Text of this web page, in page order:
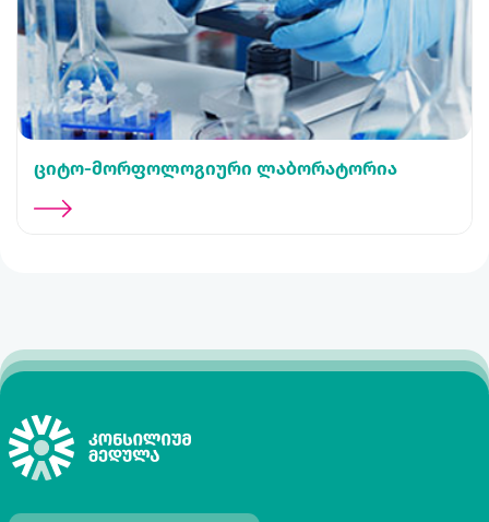
ციტო-მორფოლოგიური ლაბორატორია